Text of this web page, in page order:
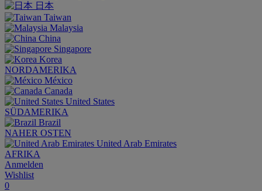
日本
Taiwan
Malaysia
China
Singapore
Korea
NORDAMERIKA
México
Canada
United States
SÜDAMERIKA
Brazil
NAHER OSTEN
United Arab Emirates
AFRIKA
Anmelden
Wishlist
0